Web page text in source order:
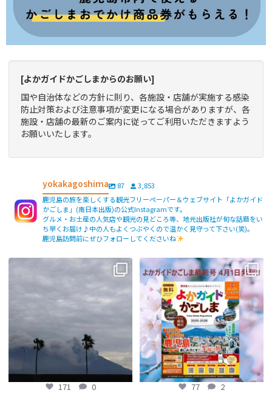
[よかガイドかごしまからのお願い]
国や自治体などの方針に則り、各施設・店舗が実施する感染
防止対策および注意事項が変更になる場合がありますが、各
施設・店舗の最新のご案内に従ってご利用いただきますよう
お願いいたします。
yokakagoshima 87
3,853
鹿児島の旅を楽しくする観光フリーペーパー＆ウェブサイト「よかガイド
かごしま」(南日本出版)の公式Instagramです。
グルメ・お土産の人気店や観光の見どころ等、地元出版社が旬な話題をい
ち早くお届け♪中の人もよくつぶやくので温かく見守って下さい(笑)。
鹿児島訪問前にぜひフォローしてくださいね
【fromよかガイド】〜鹿児島観光の
171 0
よかガイド最新号、ぜひご覧くださ
い
【fromよかガイド】
...
77 2
77 2